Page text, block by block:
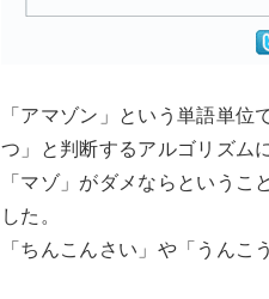
「アマゾン」という単語単
つ」と判断するアルゴリズム
「マゾ」がダメならという
した。
「ちんこんさい」や「うんこ